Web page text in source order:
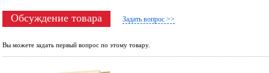
Обсуждение товара Задать вопрос >>
Вы можете задать первый вопрос по этому товару.